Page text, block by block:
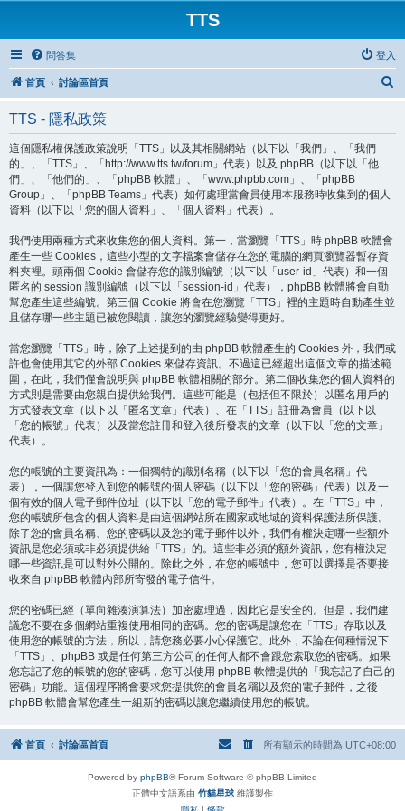
TTS
問答集 登入
首頁 討論區首頁
TTS - 隱私政策
這個隱私權保護政策說明「TTS」以及其相關網站（以下以「我們」、「我們
的」、「TTS」、「http://www.tts.tw/forum」代表）以及 phpBB（以下以「他
們」、「他們的」、「phpBB 軟體」、「www.phpbb.com」、「phpBB
Group」、「phpBB Teams」代表）如何處理當會員使用本服務時收集到的個人
資料（以下以「您的個人資料」、「個人資料」代表）。
我們使用兩種方式來收集您的個人資料。第一，當瀏覽「TTS」時 phpBB 軟體會
產生一些 Cookies，這些小型的文字檔案會儲存在您的電腦的網頁瀏覽器暫存資
料夾裡。頭兩個 Cookie 會儲存您的識別編號（以下以「user-id」代表）和一個
匿名的 session 識別編號（以下以「session-id」代表），phpBB 軟體將會自動
幫您產生這些編號。第三個 Cookie 將會在您瀏覽「TTS」裡的主題時自動產生並
且儲存哪一些主題已被您閱讀，讓您的瀏覽經驗變得更好。
當您瀏覽「TTS」時，除了上述提到的由 phpBB 軟體產生的 Cookies 外，我們或
許也會使用其它的外部 Cookies 來儲存資訊。不過這已經超出這個文章的描述範
圍，在此，我們僅會說明與 phpBB 軟體相關的部分。第二個收集您的個人資料的
方式則是需要由您親自提供給我們。這些可能是（包括但不限於）以匿名用戶的
方式發表文章（以下以「匿名文章」代表）、在「TTS」註冊為會員（以下以
「您的帳號」代表）以及當您註冊和登入後所發表的文章（以下以「您的文章」
代表）。
您的帳號的主要資訊為：一個獨特的識別名稱（以下以「您的會員名稱」代
表），一個讓您登入到您的帳號的個人密碼（以下以「您的密碼」代表）以及一
個有效的個人電子郵件位址（以下以「您的電子郵件」代表）。在「TTS」中，
您的帳號所包含的個人資料是由這個網站所在國家或地域的資料保護法所保護。
除了您的會員名稱、您的密碼以及您的電子郵件以外，我們有權決定哪一些額外
資訊是您必須或非必須提供給「TTS」的。這些非必須的額外資訊，您有權決定
哪一些資訊是可以對外公開的。除此之外，在您的帳號中，您可以選擇是否要接
收來自 phpBB 軟體內部所寄發的電子信件。
您的密碼已經（單向雜湊演算法）加密處理過，因此它是安全的。但是，我們建
議您不要在多個網站重複使用相同的密碼。您的密碼是讓您在「TTS」存取以及
使用您的帳號的方法，所以，請您務必要小心保護它。此外，不論在何種情況下
「TTS」、phpBB 或是任何第三方公司的任何人都不會跟您索取您的密碼。如果
您忘記了您的帳號的您的密碼，您可以使用 phpBB 軟體提供的「我忘記了自己的
密碼」功能。這個程序將會要求您提供您的會員名稱以及您的電子郵件，之後
phpBB 軟體會幫您產生一組新的密碼以讓您繼續使用您的帳號。
首頁 討論區首頁 所有顯示的時間為 UTC+08:00
Powered by phpBB® Forum Software © phpBB Limited
正體中文語系由 竹貓星球 維護製作